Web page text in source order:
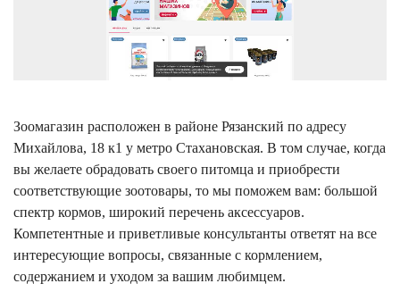
Зоомагазин расположен в районе Рязанский по адресу
Михайлова, 18 к1 у метро Стахановская. В том случае, когда
вы желаете обрадовать своего питомца и приобрести
соответствующие зоотовары, то мы поможем вам: большой
спектр кормов, широкий перечень аксессуаров.
Компетентные и приветливые консультанты ответят на все
интересующие вопросы, связанные с кормлением,
содержанием и уходом за вашим любимцем.